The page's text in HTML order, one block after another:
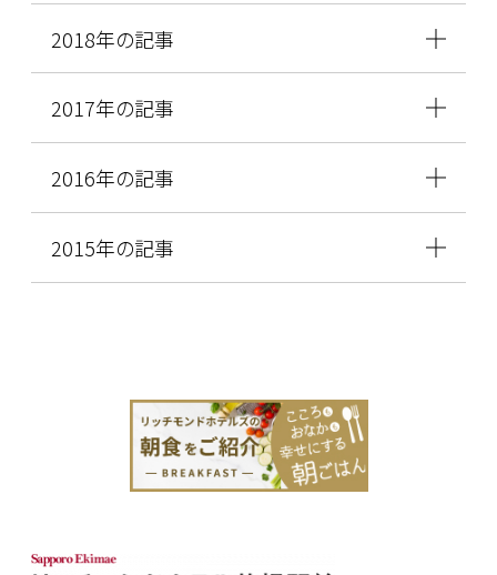
2018年の記事
2017年の記事
2016年の記事
2015年の記事